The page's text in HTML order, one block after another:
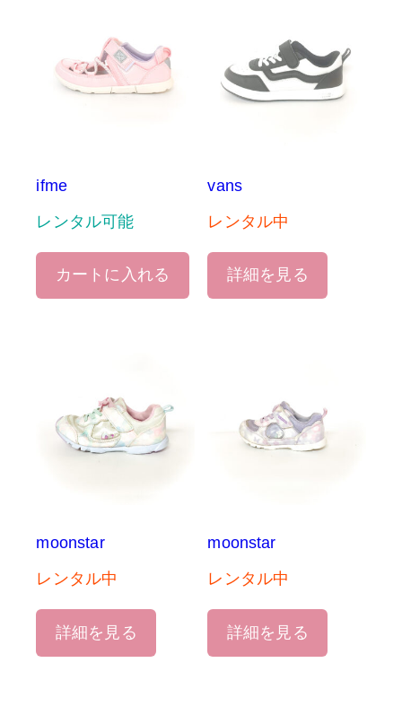
ifme
レンタル可能
カートに入れる
vans
レンタル中
詳細を見る
moonstar
レンタル中
詳細を見る
moonstar
レンタル中
詳細を見る